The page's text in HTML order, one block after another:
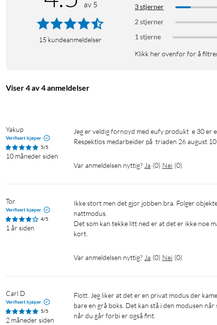
Kommuniser fra kameraet
Snakk i sanntid til alle som passerer ved hjelp av kameraet
av 5
15 kundeanmeldelser
3 stjerner
2 stjerner
1 stjerne
Klikk her ovenfor for å
Viser 4 av 4 anmeldelser
Yakup
Verifisert kjøper
5/5
10 måneder siden
Jeg er veldig fornøyd med eufy produkt  e 30 er enda bedre og veldig bra pris. Veg er veldig fornøyd ve Kjell&Company.
Respektløs medarbeider på  triaden 26 august
Var anmeldelsen nyttig? Ja (0) Nei (0)
Tor
Verifisert kjøper
4/5
1 år siden
Ikke stort men det gjør jobben bra. Følger objekter og gir en bra oversikt. Bilder er klare og gode, men er av sort/hvit i
nattmodus.
Det som kan tekke litt ned er at det er ikke noe
kort.
Var anmeldelsen nyttig? Ja (0) Nei (0)
Carl D
Verifisert kjøper
5/5
2 måneder siden
Flott. Jeg liker at det er en privat modus der kameraet står og ser bakover, og i vårt tilfelle inn i en vegg, og i appen blir det
bare en grå boks. Det kan stå i den modusen
når du går forbi er også fint.